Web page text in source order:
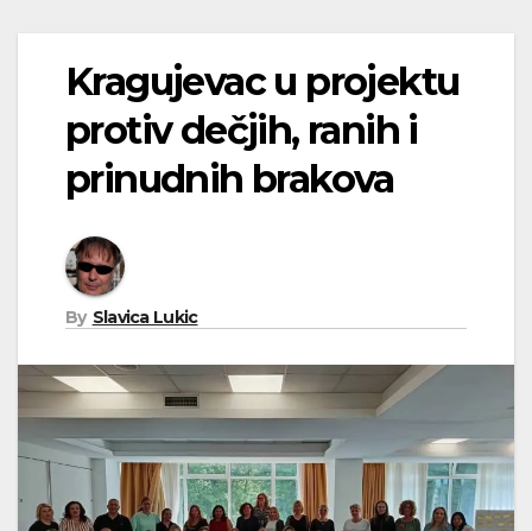
Kragujevac u projektu
protiv dečjih, ranih i
prinudnih brakova
By Slavica Lukic